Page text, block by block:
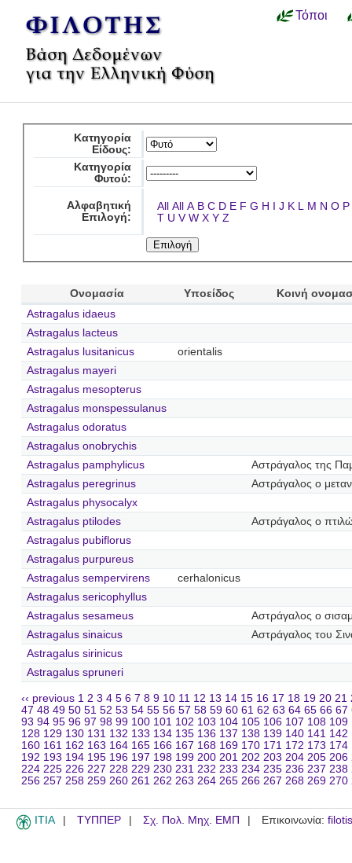
Τόποι
Κατηγορία
Είδους:
Κατηγορία
Φυτού:
Αλφαβητική
Επιλογή:
All All A B C D E F G H I J K L M N O P
T U V W X Y Z
Ονομασία Υποείδος
Κοινή
Astragalus idaeus
Astragalus lacteus
Astragalus lusitanicus
orientalis
Astragalus mayeri
Astragalus mesopterus
Astragalus monspessulanus
Astragalus odoratus
Astragalus onobrychis
Astragalus pamphylicus
Αστράγαλος της
Astragalus peregrinus
Αστράγαλος ο
Astragalus physocalyx
Astragalus ptilodes
Αστράγαλος ο
Astragalus pubiflorus
Astragalus purpureus
Astragalus sempervirens
cerhalonicus
Astragalus sericophyllus
Astragalus sesameus
Αστράγαλος ο
Astragalus sinaicus
Αστράγαλος του
Astragalus sirinicus
Astragalus spruneri
‹‹ previous 1 2 3 4 5 6 7 8 9 10 11 12 13 14 15 16 17 18 19 20 21
47 48 49 50 51 52 53 54 55 56 57 58 59 60 61 62 63 64 65 66 67
93 94 95 96 97 98 99 100 101 102 103 104 105 106 107 108 109
128 129 130 131 132 133 134 135 136 137 138 139 140 141 142
160 161 162 163 164 165 166 167 168 169 170 171 172 173 174
192 193 194 195 196 197 198 199 200 201 202 203 204 205 206
224 225 226 227 228 229 230 231 232 233 234 235 236 237 238
256 257 258 259 260 261 262 263 264 265 266 267 268 269 270
ITIA ΤΥΠΠΕΡ Σχ. Πολ. Μηχ. ΕΜΠ Επικοινωνία: